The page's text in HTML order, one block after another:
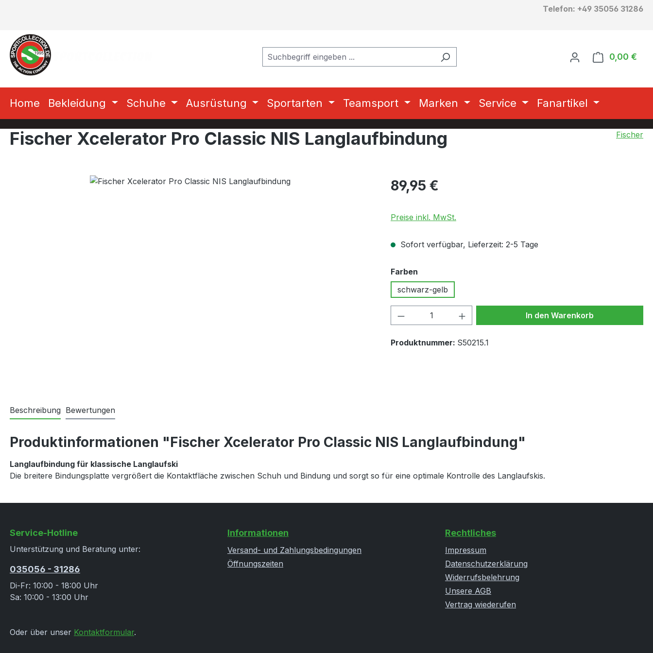
Telefon: +49 35056 31286
0,00 €
Home Bekleidung Schuhe Ausrüstung Sportarten Teamsport Marken Service Fanartikel
Fischer Xcelerator Pro Classic NIS Langlaufbindung Fischer
Bildergalerie überspringen Regulärer Preis:
89,95 €
Preise inkl. MwSt.
Sofort verfügbar, Lieferzeit: 2-5 Tage
Farben
schwarz-gelb
Produkt Anzahl: Gib den gewünschten Wert
In den Warenkorb
Produktnummer: S50215.1
Beschreibung Bewertungen
Produktinformationen "Fischer Xcelerator Pro Classic NIS Langlaufbindung"
Langlaufbindung für klassische Langlaufski
Die breitere Bindungsplatte vergrößert die Kontaktfläche zwischen Schuh und Bindung und sorgt so für eine optimale Kontrolle des Langlaufskis.
Service-Hotline
Unterstützung und Beratung unter:
035056 - 31286
Di-Fr: 10:00 - 18:00 Uhr
Sa: 10:00 - 13:00 Uhr
Oder über unser Kontaktformular.
Informationen
Versand- und Zahlungsbedingungen
Öffnungszeiten
Rechtliches
Impressum
Datenschutzerklärung
Widerrufsbelehrung
Unsere AGB
Vertrag wiederufen